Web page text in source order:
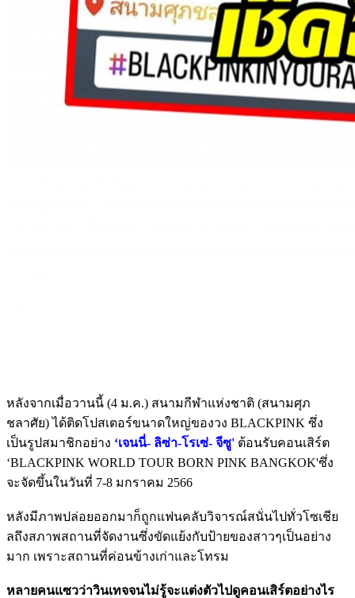
หลังจากเมื่อวานนี้ (4 ม.ค.) สนามกีฬาแห่งชาติ (สนามศุภ
ชลาศัย) ได้ติดโปสเตอร์ขนาดใหญ่ของวง BLACKPINK ซึ่ง
เป็นรูปสมาชิกอย่าง ‘เจนนี่- ลิซ่า-โรเซ่- จีซู' ต้อนรับคอนเสิร์ต
‘BLACKPINK WORLD TOUR BORN PINK BANGKOK'ซึ่ง
จะจัดขึ้นในวันที่ 7-8 มกราคม 2566
หลังมีภาพปล่อยออกมาก็ถูกแฟนคลับวิจารณ์สนั่นไปทั่วโซเชีย
ลถึงสภาพสถานที่จัดงานซึ่งขัดแย้งกับป้ายของสาวๆเป็นอย่าง
มาก เพราะสถานที่ค่อนข้างเก่าและโทรม
หลายคนแซวว่าวินเทจจนไม่รู้จะแต่งตัวไปดูคอนเสิร์ตอย่างไร